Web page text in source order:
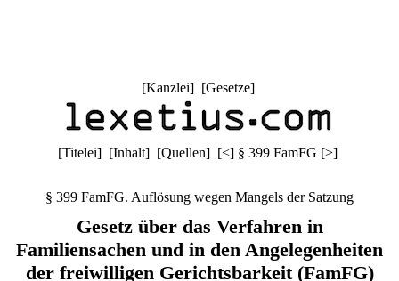
[Kanzlei] [Gesetze]
[Titelei] [Inhalt] [Quellen] [<] § 399 FamFG [>]
§ 399 FamFG. Auflösung wegen Mangels der Satzung
Gesetz über das Verfahren in
Familiensachen und in den Angelegenheiten
der freiwilligen Gerichtsbarkeit (FamFG)